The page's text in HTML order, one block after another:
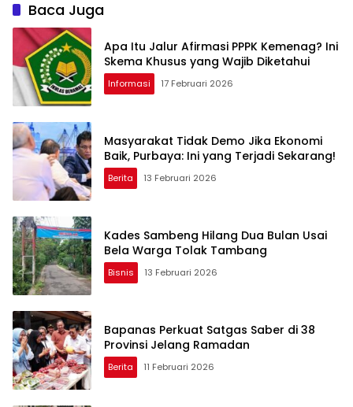
Baca Juga
Apa Itu Jalur Afirmasi PPPK Kemenag? Ini
Skema Khusus yang Wajib Diketahui
Informasi 17 Februari 2026
Masyarakat Tidak Demo Jika Ekonomi
Baik, Purbaya: Ini yang Terjadi Sekarang!
Berita 13 Februari 2026
Kades Sambeng Hilang Dua Bulan Usai
Bela Warga Tolak Tambang
Bisnis 13 Februari 2026
Bapanas Perkuat Satgas Saber di 38
Provinsi Jelang Ramadan
Berita 11 Februari 2026